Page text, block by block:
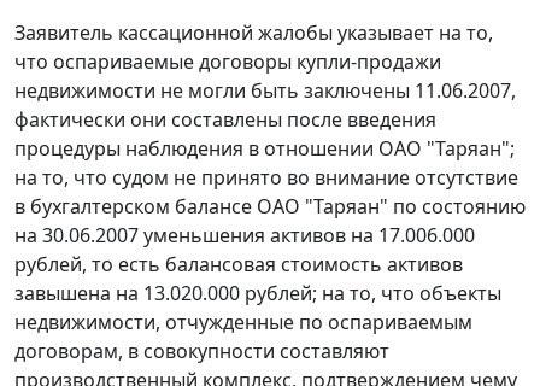
Заявитель кассационной жалобы указывает на то,
что оспариваемые договоры купли-продажи
недвижимости не могли быть заключены 11.06.2007,
фактически они составлены после введения
процедуры наблюдения в отношении ОАО "Таряан";
на то, что судом не принято во внимание отсутствие
в бухгалтерском балансе ОАО "Таряан" по состоянию
на 30.06.2007 уменьшения активов на 17.006.000
рублей, то есть балансовая стоимость активов
завышена на 13.020.000 рублей; на то, что объекты
недвижимости, отчужденные по оспариваемым
договорам, в совокупности составляют
производственный комплекс, подтверждением чему